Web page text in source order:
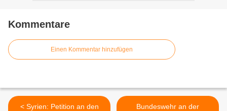
Kommentare
Einen Kommentar hinzufügen
< Syrien: Petition an den
Bundeswehr an der